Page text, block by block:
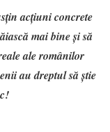
acţiuni concrete
mai bine şi să
ale românilor
au dreptul să ştie